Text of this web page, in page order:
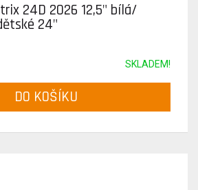
24D 2026 12,5" bílá/
24"
SKLADEM!
DO KOŠÍKU